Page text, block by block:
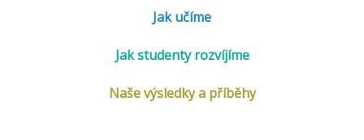
Jak učíme
Jak studenty rozvíjíme
Naše výsledky a příběhy